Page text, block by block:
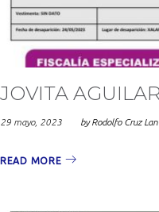
JOVITA
29 mayo, 2023 byRodolfo Cruz
READ MORE